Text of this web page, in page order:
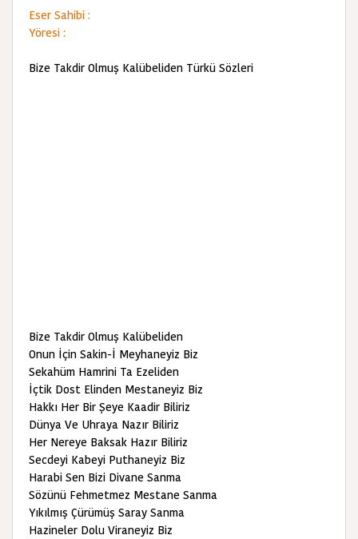
Eser Sahibi :
Yöresi :
Bize Takdir Olmuş Kalübeliden Türkü Sözleri
Bize Takdir Olmuş Kalübeliden
Onun İçin Sakin-İ Meyhaneyiz Biz
Sekahüm Hamrini Ta Ezeliden
İçtik Dost Elinden Mestaneyiz Biz
Hakkı Her Bir Şeye Kaadir Biliriz
Dünya Ve Uhraya Nazır Biliriz
Her Nereye Baksak Hazır Biliriz
Secdeyi Kabeyi Puthaneyiz Biz
Harabi Sen Bizi Divane Sanma
Sözünü Fehmetmez Mestane Sanma
Yıkılmış Çürümüş Saray Sanma
Hazineler Dolu Viraneyiz Biz